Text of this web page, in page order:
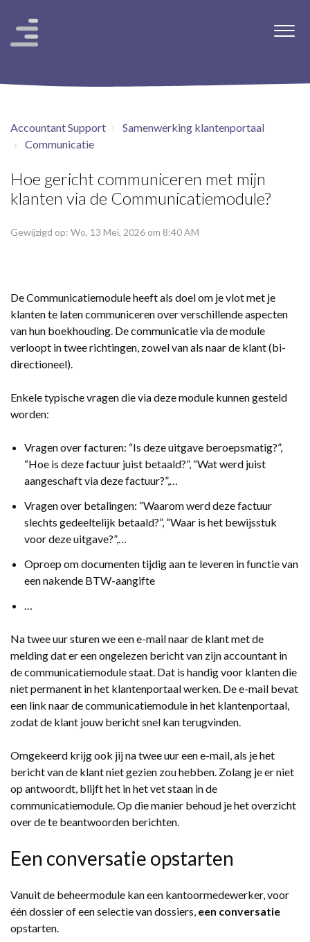
Accountant Support
Samenwerking klantenportaal
Communicatie
Hoe gericht communiceren met mijn
klanten via de Communicatiemodule?
Gewijzigd op: Wo, 13 Mei, 2026 om 8:40 AM
De Communicatiemodule heeft als doel om je vlot met je
klanten te laten communiceren over verschillende aspecten
van hun boekhouding. De communicatie via de module
verloopt in twee richtingen, zowel van als naar de klant (bi-
directioneel).
Enkele typische vragen die via deze module kunnen gesteld
worden:
Vragen over facturen: “Is deze uitgave beroepsmatig?”,
“Hoe is deze factuur juist betaald?”, “Wat werd juist
aangeschaft via deze factuur?”,…
Vragen over betalingen: “Waarom werd deze factuur
slechts gedeeltelijk betaald?”, “Waar is het bewijsstuk
voor deze uitgave?”,…
Oproep om documenten tijdig aan te leveren in functie van
een nakende BTW-aangifte
…
Na twee uur sturen we een e-mail naar de klant met de
melding dat er een ongelezen bericht van zijn accountant in
de communicatiemodule staat. Dat is handig voor klanten die
niet permanent in het klantenportaal werken. De e-mail bevat
een link naar de communicatiemodule in het klantenportaal,
zodat de klant jouw bericht snel kan terugvinden.
Omgekeerd krijg ook jij na twee uur een e-mail, als je het
bericht van de klant niet gezien zou hebben. Zolang je er niet
op antwoordt, blijft het in het vet staan in de
communicatiemodule. Op die manier behoud je het overzicht
over de te beantwoorden berichten.
Een conversatie opstarten
Vanuit de beheermodule kan een kantoormedewerker, voor
één dossier of een selectie van dossiers, een conversatie
opstarten.